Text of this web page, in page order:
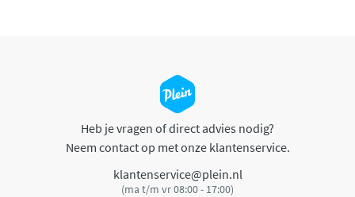
Heb je vragen of direct advies nodig?
Neem contact op met onze klantenservice.
klantenservice@plein.nl
(ma t/m vr 08:00 - 17:00)